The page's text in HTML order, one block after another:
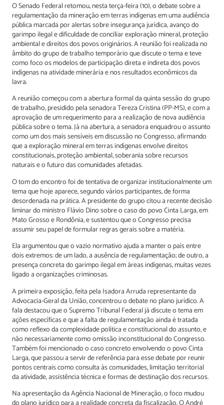
O Senado Federal retomou, nesta terça-feira (10), o debate sobre a
regulamentação da mineração em terras indígenas em uma audiência
pública marcada por alertas sobre insegurança jurídica, avanço do
garimpo ilegal e dificuldade de conciliar exploração mineral, proteção
ambiental e direitos dos povos originários. A reunião foi realizada no
âmbito do grupo de trabalho temporário que discute o tema e teve
como foco os modelos de participação direta e indireta dos povos
indígenas na atividade minerária e nos resultados econômicos da
lavra.
A reunião começou com a abertura formal da quinta sessão do grupo
de trabalho, presidido pela senadora Tereza Cristina (PP-MS), e com a
aprovação de um requerimento para a realização de nova audiência
pública sobre o tema. Já na abertura, a senadora enquadrou o assunto
como um dos mais sensíveis em discussão no Congresso, afirmando
que a exploração mineral em terras indígenas envolve direitos
constitucionais, proteção ambiental, soberania sobre recursos
naturais e o futuro das comunidades afetadas.
O tom do encontro foi de tentativa de organizar institucionalmente um
tema que hoje aparece, segundo vários participantes, de forma
desordenada na prática. A presidente do grupo citou a recente decisão
liminar do ministro Flávio Dino sobre o caso do povo Cinta Larga, em
Mato Grosso e Rondônia, e sustentou que o Congresso precisa
assumir seu papel de formular regras gerais sobre a matéria.
Ela argumentou que o vazio normativo ajuda a manter o país entre
dois extremos: de um lado, a ausência de regulamentação; de outro, a
presença concreta do garimpo ilegal em áreas indígenas, muitas vezes
ligado a organizações criminosas.
A primeira exposição, feita pela Isadora Arruda representante da
Advocacia-Geral da União, concentrou o debate no plano jurídico. A
fala destacou que o Supremo Tribunal Federal já discute o tema em
ações específicas e que a falta de regulamentação ainda é tratada
como reflexo da complexidade política e constitucional do assunto, e
não necessariamente como omissão inconstitucional do Congresso.
Também foi mencionado o caso concreto envolvendo o povo Cinta
Larga, que passou a servir de referência para esse debate por reunir
pontos centrais como consulta às comunidades, limitação territorial
da atividade, assistência técnica e formas de destinação dos recursos.
Na apresentação da Agência Nacional de Mineração, o foco mudou